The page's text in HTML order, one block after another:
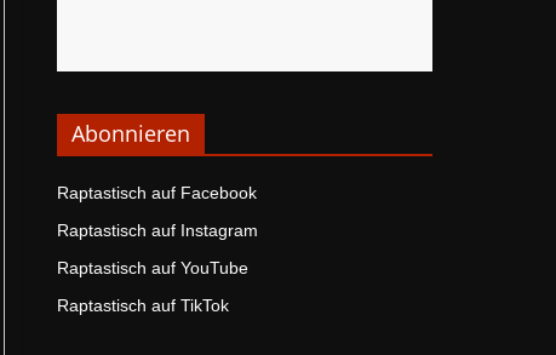
Abonnieren
Raptastisch auf Facebook
Raptastisch auf Instagram
Raptastisch auf YouTube
Raptastisch auf TikTok